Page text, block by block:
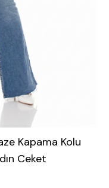
Kapama Kolu
Ceket